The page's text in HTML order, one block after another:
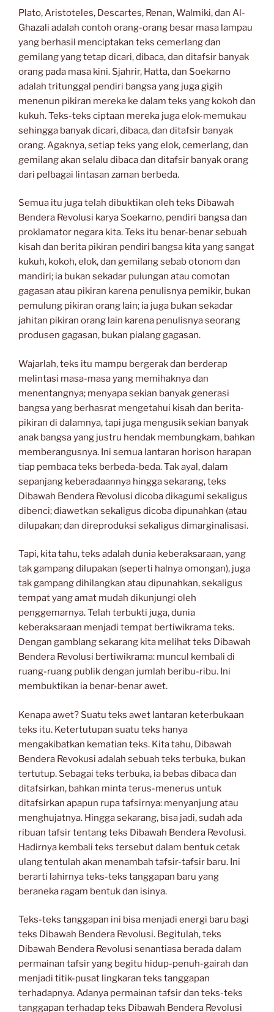
Plato, Aristoteles, Descartes, Renan, Walmiki, dan Al-
Ghazali adalah contoh orang-orang besar masa lampau
yang berhasil menciptakan teks cemerlang dan
gemilang yang tetap dicari, dibaca, dan ditafsir banyak
orang pada masa kini. Sjahrir, Hatta, dan Soekarno
adalah tritunggal pendiri bangsa yang juga gigih
menenun pikiran mereka ke dalam teks yang kokoh dan
kukuh. Teks-teks ciptaan mereka juga elok-memukau
sehingga banyak dicari, dibaca, dan ditafsir banyak
orang. Agaknya, setiap teks yang elok, cemerlang, dan
gemilang akan selalu dibaca dan ditafsir banyak orang
dari pelbagai lintasan zaman berbeda.
Semua itu juga telah dibuktikan oleh teks Dibawah
Bendera Revolusi karya Soekarno, pendiri bangsa dan
proklamator negara kita. Teks itu benar-benar sebuah
kisah dan berita pikiran pendiri bangsa kita yang sangat
kukuh, kokoh, elok, dan gemilang sebab otonom dan
mandiri; ia bukan sekadar pulungan atau comotan
gagasan atau pikiran karena penulisnya pemikir, bukan
pemulung pikiran orang lain; ia juga bukan sekadar
jahitan pikiran orang lain karena penulisnya seorang
produsen gagasan, bukan pialang gagasan.
Wajarlah, teks itu mampu bergerak dan berderap
melintasi masa-masa yang memihaknya dan
menentangnya; menyapa sekian banyak generasi
bangsa yang berhasrat mengetahui kisah dan berita-
pikiran di dalamnya, tapi juga mengusik sekian banyak
anak bangsa yang justru hendak membungkam, bahkan
memberangusnya. Ini semua lantaran horison harapan
tiap pembaca teks berbeda-beda. Tak ayal, dalam
sepanjang keberadaannya hingga sekarang, teks
Dibawah Bendera Revolusi dicoba dikagumi sekaligus
dibenci; diawetkan sekaligus dicoba dipunahkan (atau
dilupakan; dan direproduksi sekaligus dimarginalisasi.
Tapi, kita tahu, teks adalah dunia keberaksaraan, yang
tak gampang dilupakan (seperti halnya omongan), juga
tak gampang dihilangkan atau dipunahkan, sekaligus
tempat yang amat mudah dikunjungi oleh
penggemarnya. Telah terbukti juga, dunia
keberaksaraan menjadi tempat bertiwikrama teks.
Dengan gamblang sekarang kita melihat teks Dibawah
Bendera Revolusi bertiwikrama: muncul kembali di
ruang-ruang publik dengan jumlah beribu-ribu. Ini
membuktikan ia benar-benar awet.
Kenapa awet? Suatu teks awet lantaran keterbukaan
teks itu. Ketertutupan suatu teks hanya
mengakibatkan kematian teks. Kita tahu, Dibawah
Bendera Revokusi adalah sebuah teks terbuka, bukan
tertutup. Sebagai teks terbuka, ia bebas dibaca dan
ditafsirkan, bahkan minta terus-menerus untuk
ditafsirkan apapun rupa tafsirnya: menyanjung atau
menghujatnya. Hingga sekarang, bisa jadi, sudah ada
ribuan tafsir tentang teks Dibawah Bendera Revolusi.
Hadirnya kembali teks tersebut dalam bentuk cetak
ulang tentulah akan menambah tafsir-tafsir baru. Ini
berarti lahirnya teks-teks tanggapan baru yang
beraneka ragam bentuk dan isinya.
Teks-teks tanggapan ini bisa menjadi energi baru bagi
teks Dibawah Bendera Revolusi. Begitulah, teks
Dibawah Bendera Revolusi senantiasa berada dalam
permainan tafsir yang begitu hidup-penuh-gairah dan
menjadi titik-pusat lingkaran teks tanggapan
terhadapnya. Adanya permainan tafsir dan teks-teks
tanggapan terhadap teks Dibawah Bendera Revolusi